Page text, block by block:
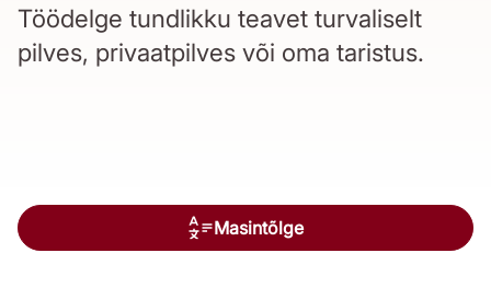
Töödelge tundlikku teavet turvaliselt
pilves, privaatpilves või oma taristus.
Masintõlge